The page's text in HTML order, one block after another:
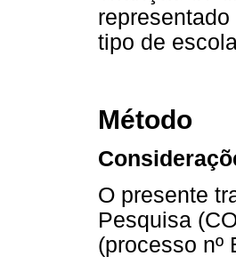
tipo de
Método
O presente
Pesquisa
(processo nº